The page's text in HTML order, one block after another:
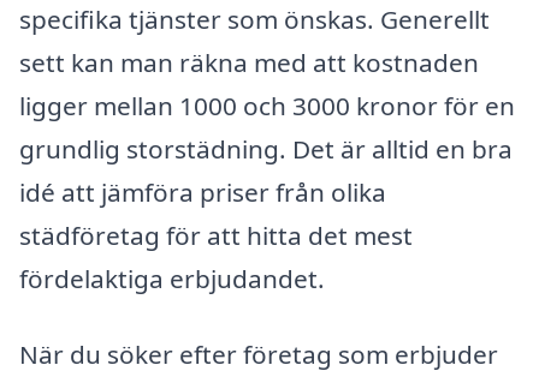
specifika tjänster som önskas. Generellt
sett kan man räkna med att kostnaden
ligger mellan 1000 och 3000 kronor för en
grundlig storstädning. Det är alltid en bra
idé att jämföra priser från olika
städföretag för att hitta det mest
fördelaktiga erbjudandet.
När du söker efter företag som erbjuder